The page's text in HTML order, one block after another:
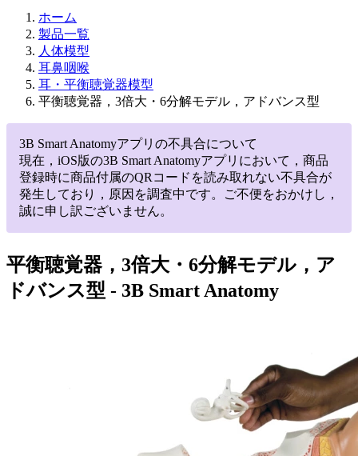
ホーム
製品一覧
人体模型
耳鼻咽喉
耳・平衡聴覚器模型
平衡聴覚器，3倍大・6分解モデル，アドバンス型
3B Smart Anatomyアプリの不具合について
現在，iOS版の3B Smart Anatomyアプリにおいて，商品
登録時に商品付属のQRコードを読み取れない不具合が
発生しており，原因を調査中です。ご不便をおかけし，
誠に申し訳ございません。
平衡聴覚器，3倍大・6分解モデル，ア
ドバンス型 - 3B Smart Anatomy